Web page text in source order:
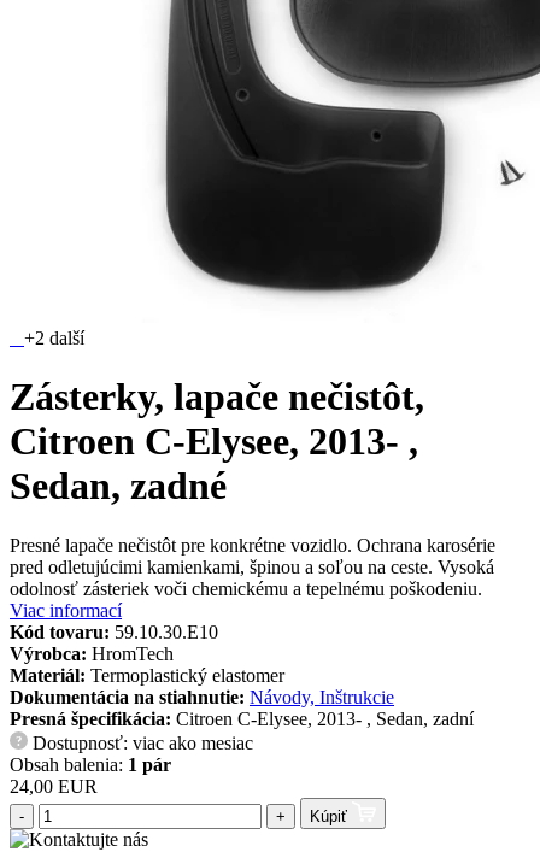
+2 další
Zásterky, lapače nečistôt,
Citroen C-Elysee, 2013- ,
Sedan, zadné
Presné lapače nečistôt pre konkrétne vozidlo. Ochrana karosérie
pred odletujúcimi kamienkami, špinou a soľou na ceste. Vysoká
odolnosť zásteriek voči chemickému a tepelnému poškodeniu.
Viac informací
Kód tovaru: 59.10.30.E10
Výrobca: HromTech
Materiál: Termoplastický elastomer
Dokumentácia na stiahnutie: Návody, Inštrukcie
Presná špecifikácia: Citroen C-Elysee, 2013- , Sedan, zadní
?
Dostupnosť: viac ako mesiac
Obsah balenia: 1 pár
24,00 EUR
- + Kúpiť